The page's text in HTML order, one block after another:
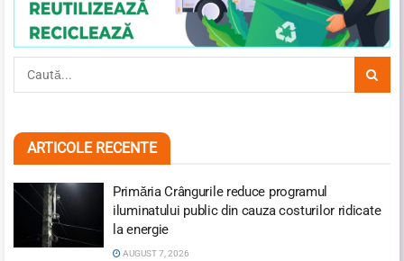
ARTICOLE RECENTE
Primăria Crângurile reduce programul
iluminatului public din cauza costurilor ridicate
la energie
AUGUST 7, 2026